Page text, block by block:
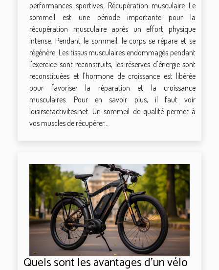
performances sportives. Récupération musculaire Le
sommeil est une période importante pour la
récupération musculaire après un effort physique
intense. Pendant le sommeil, le corps se répare et se
régénère. Les tissus musculaires endommagés pendant
l'exercice sont reconstruits, les réserves d'énergie sont
reconstituées et l'hormone de croissance est libérée
pour favoriser la réparation et la croissance
musculaires. Pour en savoir plus, il faut voir
loisirsetactivites.net. Un sommeil de qualité permet à
vos muscles de récupérer...
Quels sont les avantages d’un vélo